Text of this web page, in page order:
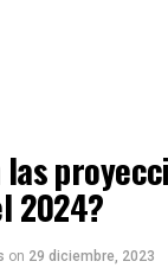
las
2024?
on 29 diciembre, 2023